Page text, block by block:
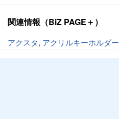
関連情報（BiZ PAGE＋）
アクスタ, アクリルキーホルダー